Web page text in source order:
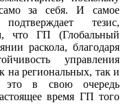
самоза себя.
И самое
тезис,
что ГП (Глобальный
раскола, благодаря
управления
на региональных, так и
в своюочередь
время ГП того